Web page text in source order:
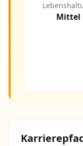
Mittel